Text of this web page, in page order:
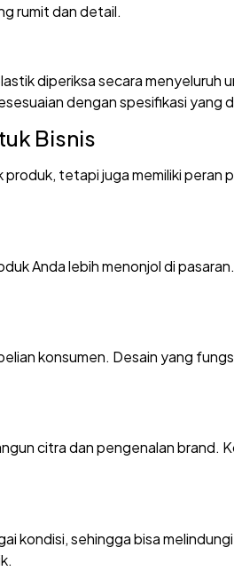
rumit dan detail.
diperiksa secara
dengan spesifikasi yang
Bisnis
tetapi juga memiliki
Anda lebih menonjol di
konsumen. Desain yang
citra dan pengenalan brand.
kondisi, sehingga bisa